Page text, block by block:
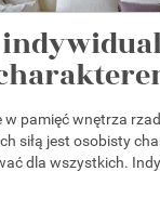
w pamięć wnętrza
siłą jest osobisty
dla wszystkich.